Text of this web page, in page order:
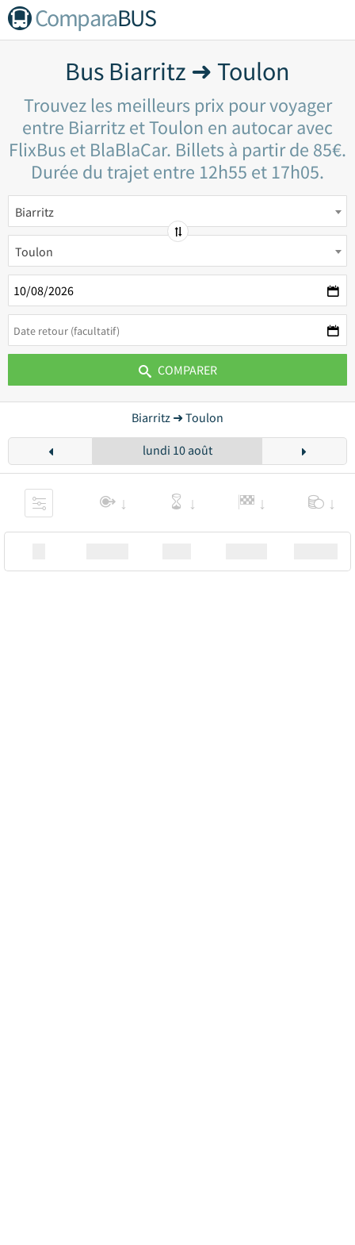
ComparaBUS
Bus Biarritz ➜ Toulon
Trouvez les meilleurs prix pour voyager
entre Biarritz et Toulon en autocar avec
FlixBus et BlaBlaCar. Billets à partir de 85€.
Durée du trajet entre 12h55 et 17h05.
Biarritz
Toulon
COMPARER
Biarritz ➜ Toulon
lundi 10 août